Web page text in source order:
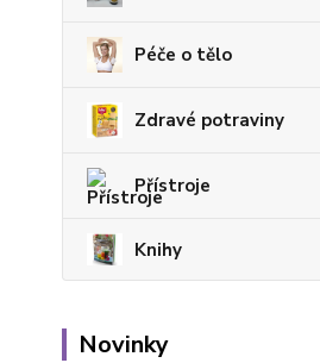
Péče o tělo
Zdravé potraviny
Přístroje
Knihy
Novinky